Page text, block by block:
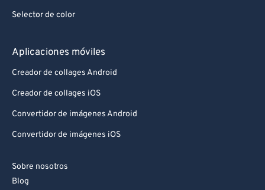
Selector de color
Aplicaciones móviles
Creador de collages Android
Creador de collages iOS
Convertidor de imágenes Android
Convertidor de imágenes iOS
Sobre nosotros
Blog